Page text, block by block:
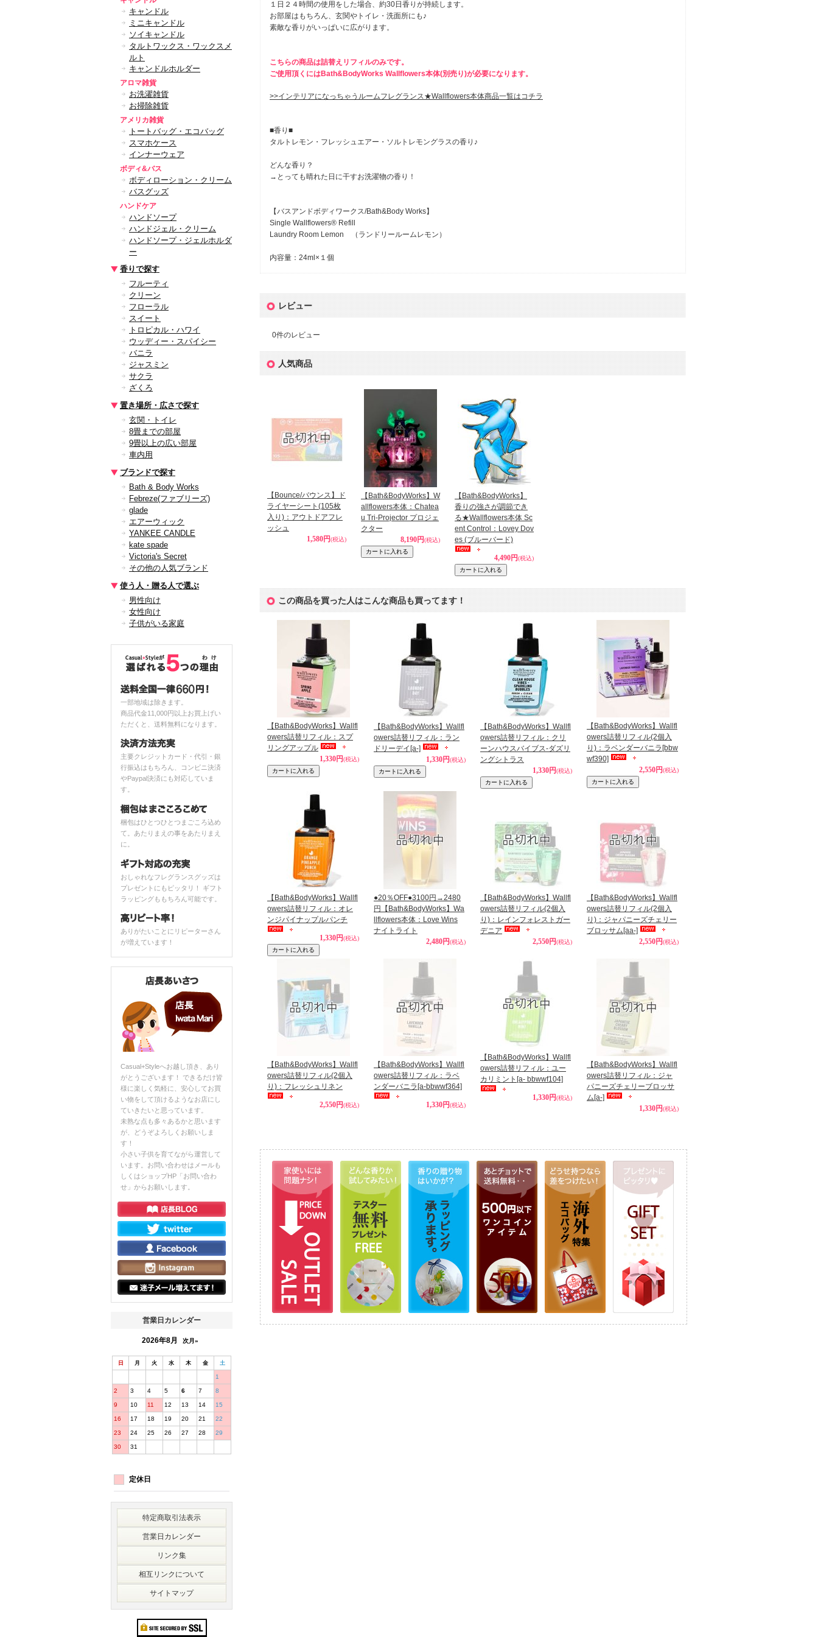
キャンドル
ミニキャンドル
ソイキャンドル
タルトワックス・ワックスメ
ルト
キャンドルホルダー
アロマ雑貨
お洗濯雑貨
お掃除雑貨
アメリカ雑貨
トートバッグ・エコバッグ
スマホケース
インナーウェア
ボディ&バス
ボディローション・クリーム
バスグッズ
ハンドケア
ハンドソープ
ハンドジェル・クリーム
ハンドソープ・ジェルホルダ
ー
香りで探す
フルーティ
クリーン
フローラル
スイート
トロピカル・ハワイ
ウッディー・スパイシー
バニラ
ジャスミン
サクラ
ざくろ
置き場所・広さで探す
玄関・トイレ
8畳までの部屋
9畳以上の広い部屋
車内用
ブランドで探す
Bath & Body Works
Febreze(ファブリーズ)
glade
エアーウィック
YANKEE CANDLE
kate spade
Victoria's Secret
その他の人気ブランド
使う人・贈る人で選ぶ
男性向け
女性向け
子供がいる家庭
一部地域は除きます。
商品代金11,000円以上お買上げい
ただくと、送料無料になります。
主要クレジットカード・代引・銀
行振込はもちろん、コンビニ決済
やPaypal決済にも対応していま
す。
梱包はひとつひとつまごころ込め
て。あたりまえの事をあたりまえ
に。
おしゃれなフレグランスグッズは
プレゼントにもピッタリ！ ギフト
ラッピングももちろん可能です。
ありがたいことにリピーターさん
が増えています！
Casual+Styleへお越し頂き、あり
がとうございます！ できるだけ皆
様に楽しく気軽に、安心してお買
い物をして頂けるようなお店にし
ていきたいと思っています。
未熟な点も多々あるかと思います
が、どうぞよろしくお願いしま
す！
小さい子供を育てながら運営して
います。お問い合わせはメールも
しくはショップHP「お問い合わ
せ」からお願いします。
営業日カレンダー
2026年8月 次月»
日 月 火 水 木 金 土
1
2 3 4 5 6 7 8
9 10 11 12 13 14 15
16 17 18 19 20 21 22
23 24 25 26 27 28 29
30 31
定休日
特定商取引法表示
営業日カレンダー
リンク集
相互リンクについて
サイトマップ
１日２４時間の使用をした場合、約30日香りが持続します。
お部屋はもちろん、玄関やトイレ・洗面所にも♪
素敵な香りがいっぱいに広がります。
こちらの商品は詰替えリフィルのみです。
ご使用頂くにはBath&BodyWorks Wallflowers本体(別売り)が必要になります。
>>インテリアになっちゃうルームフレグランス★Wallflowers本体商品一覧はコチラ
■香り■
タルトレモン・フレッシュエアー・ソルトレモングラスの香り♪
どんな香り？
→とっても晴れた日に干すお洗濯物の香り！
【バスアンドボディワークス/Bath&Body Works】
Single Wallflowers® Refill
Laundry Room Lemon （ランドリールームレモン）
内容量：24ml×１個
レビュー
0件のレビュー
人気商品
【Bounce/バウンス】ド
ライヤーシート(105枚
入り)：アウトドアフレ
ッシュ
1,580円(税込)
【Bath&BodyWorks】W
allflowers本体：Chatea
u Tri-Projector プロジェ
クター
8,190円(税込)
【Bath&BodyWorks】
香りの強さが調節でき
る★Wallflowers本体 Sc
ent Control：Lovey Dov
es (ブルーバード)
4,490円(税込)
この商品を買った人はこんな商品も買ってます！
【Bath&BodyWorks】Wallfl
owers詰替リフィル：スプ
リングアップル
1,330円(税込)
【Bath&BodyWorks】Wallfl
owers詰替リフィル：ラン
ドリーデイ [a-]
1,330円(税込)
【Bath&BodyWorks】Wallfl
owers詰替リフィル：クリ
ーンハウスバイブス-ダズリ
ングシトラス
1,330円(税込)
【Bath&BodyWorks】Wallfl
owers詰替リフィル(2個入
り)：ラベンダーバニラ [bbw
wf390]
2,550円(税込)
【Bath&BodyWorks】Wallfl
owers詰替リフィル：オレ
ンジパイナップルパンチ
1,330円(税込)
●20％OFF●3100円→2480
円【Bath&BodyWorks】Wa
llflowers本体：Love Wins
ナイトライト
2,480円(税込)
【Bath&BodyWorks】Wallfl
owers詰替リフィル(2個入
り)：レインフォレストガー
デニア
2,550円(税込)
【Bath&BodyWorks】Wallfl
owers詰替リフィル(2個入
り)：ジャパニーズチェリー
ブロッサム [aa-]
2,550円(税込)
【Bath&BodyWorks】Wallfl
owers詰替リフィル(2個入
り)：フレッシュリネン
2,550円(税込)
【Bath&BodyWorks】Wallfl
owers詰替リフィル：ラベ
ンダーバニラ [a-bbwwf364]
1,330円(税込)
【Bath&BodyWorks】Wallfl
owers詰替リフィル：ユー
カリミント [a- bbwwf104]
1,330円(税込)
【Bath&BodyWorks】Wallfl
owers詰替リフィル：ジャ
パニーズチェリーブロッサ
ム [a-]
1,330円(税込)